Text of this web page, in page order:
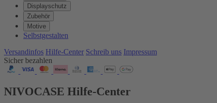
Displayschutz
Zubehör
Motive
Selbstgestalten
Versandinfos Hilfe-Center Schreib uns Impressum
Sicher bezahlen
NIVOCASE Hilfe-Center